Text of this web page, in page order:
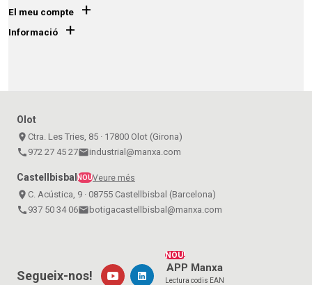
El meu compte +
Informació +
Olot
place Ctra. Les Tries, 85 · 17800 Olot (Girona)
call 972 27 45 27emailindustrial@manxa.com
Castellbisbal NOUVeure més
place C. Acústica, 9 · 08755 Castellbisbal (Barcelona)
call 937 50 34 06email botigacastellbisbal@manxa.com
NOU!
APP Manxa
Lectura codis EAN
Segueix-nos!